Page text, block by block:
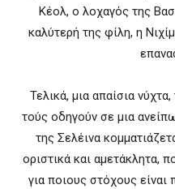
Κέολ, ο λοχαγός της
καλύτερή της φίλη, η
Τελικά, μια απαίσια
τούς οδηγούν σε μια
της Σελέινα
οριστικά και αμετάκλητα,
για ποιους στόχους είναι